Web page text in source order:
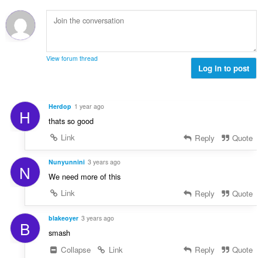
View forum thread
Log in to post
H Herdop 1 year ago
thats so good
Link
Reply Quote
N Nunyunnini 3 years ago
We need more of this
Link
Reply Quote
B blakeoyer 3 years ago
smash
Collapse
Link Reply Quote